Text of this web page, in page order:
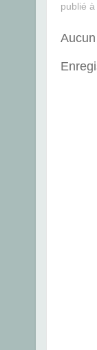
publié à